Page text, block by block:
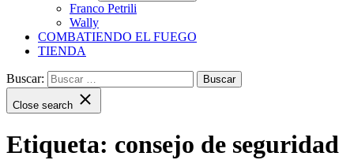
Franco Petrili
Wally
COMBATIENDO EL FUEGO
TIENDA
Buscar:
Close search
Etiqueta: consejo de seguridad